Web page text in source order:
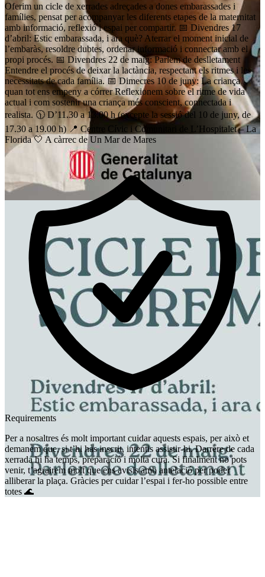
Oferim un cicle de xerrades adreçades a dones embarassades i
famílies, pensat per acompanyar les diferents etapes de la maternitat
amb informació, reflexió i espai per compartir. 📅 Divendres 17
d’abril: Estic embarassada, i ara què? Aterrar el moment inicial de
l’embaràs, resoldre dubtes, ordenar informació i connectar amb el
propi procés. 📅 Divendres 22 de maig: Parlem de deslletament
Entendre el procés de deixar la lactància, respectant els ritmes i les
necessitats de cada família. 📅 Dimecres 10 de juny: La criança
quan tot ens empeny a córrer Reflexionem sobre el ritme de vida
actual i com sostenir una criança més conscient, connectada i
realista. 🕦 D’11.30 a 13.00 h (excepte la sessió del 10 de juny, de
17.30 a 19.00 h) 📍 Centre Cívic i Comunitari de L’Hospitalet – La
Florida 🤍 A càrrec de Un Mar de Mares
Requirements
Per a nosaltres és molt important cuidar aquests espais, per això et
demanem que, si t’hi has inscrit, intentis assistir-hi. Darrere de cada
xerrada hi ha temps, preparació i molta cura. Si finalment no pots
venir, t’agrairem molt que ens avisïs amb antelació per poder
alliberar la plaça. Gràcies per cuidar l’espai i fer-ho possible entre
totes 🌊